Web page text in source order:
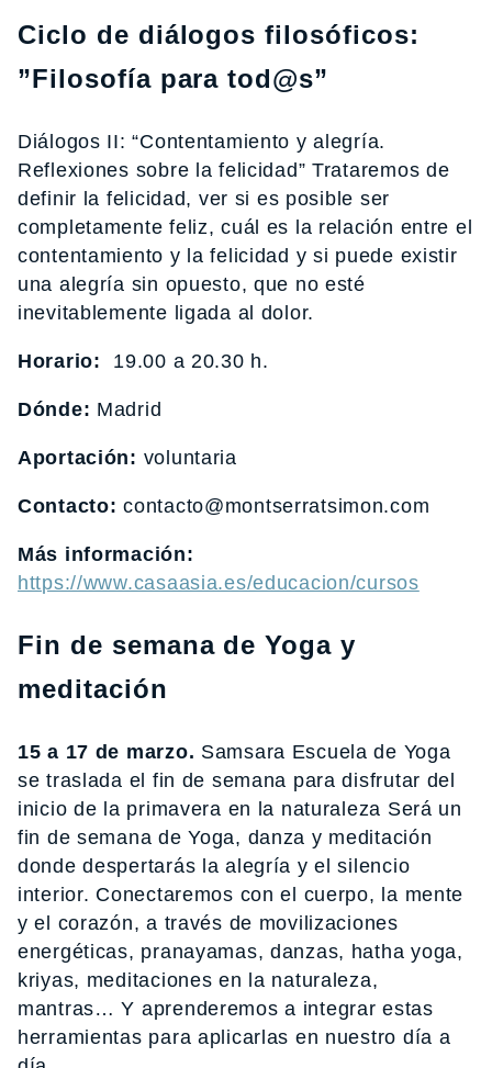
Ciclo de diálogos filosóficos:
”Filosofía para tod@s”
Diálogos II: “Contentamiento y alegría.
Reflexiones sobre la felicidad” Trataremos de
definir la felicidad, ver si es posible ser
completamente feliz, cuál es la relación entre el
contentamiento y la felicidad y si puede existir
una alegría sin opuesto, que no esté
inevitablemente ligada al dolor.
Horario: 19.00 a 20.30 h.
Dónde: Madrid
Aportación: voluntaria
Contacto: contacto@montserratsimon.com
Más información:
https://www.casaasia.es/educacion/cursos
Fin de semana de Yoga y
meditación
15 a 17 de marzo. Samsara Escuela de Yoga
se traslada el fin de semana para disfrutar del
inicio de la primavera en la naturaleza Será un
fin de semana de Yoga, danza y meditación
donde despertarás la alegría y el silencio
interior. Conectaremos con el cuerpo, la mente
y el corazón, a través de movilizaciones
energéticas, pranayamas, danzas, hatha yoga,
kriyas, meditaciones en la naturaleza,
mantras… Y aprenderemos a integrar estas
herramientas para aplicarlas en nuestro día a